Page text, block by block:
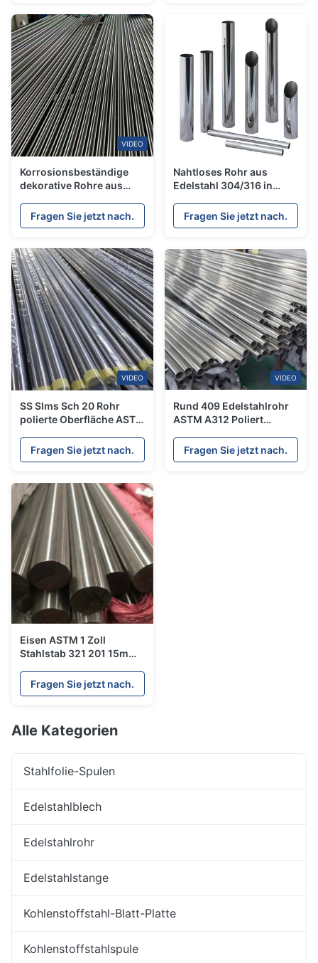
VIDEO
Korrosionsbeständige
dekorative Rohre aus
anpassbaren Größen und
mehreren
für Bau- und
Dekorationszwecke
Fragen Sie jetzt nach.
Nahtloses Rohr aus
Edelstahl 304/316 in
industrielle und
lebensmittelverarbeitende
Fragen Sie jetzt nach.
VIDEO
SS Slms Sch 20 Rohr
polierte Oberfläche ASTM
A312 Tp316
Fragen Sie jetzt nach.
VIDEO
Rund 409 Edelstahlrohr
ASTM A312 Poliert
201Fragen Sie jetzt nach.
Eisen ASTM 1 Zoll
Stahlstab 321 201 15mm
Rundrohr
Fragen Sie jetzt nach.
Alle Kategorien
Stahlfolie-Spulen
Edelstahlblech
Edelstahlrohr
Edelstahlstange
Kohlenstoffstahl-Blatt-Platte
Kohlenstoffstahlspule